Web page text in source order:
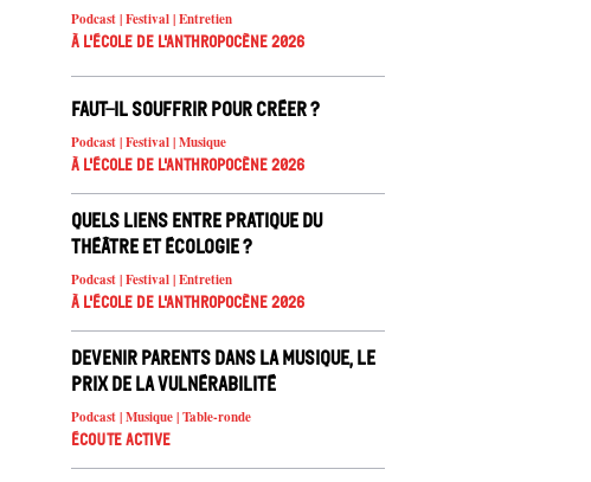
Podcast | Festival | Entretien
À l'école de l'Anthropocène 2026
Faut-il souffrir pour créer ?
Podcast | Festival | Musique
À l'école de l'Anthropocène 2026
Quels liens entre pratique du
théâtre et écologie ?
Podcast | Festival | Entretien
À l'école de l'Anthropocène 2026
Devenir parents dans la musique, le
prix de la vulnérabilité
Podcast | Musique | Table-ronde
Écoute active